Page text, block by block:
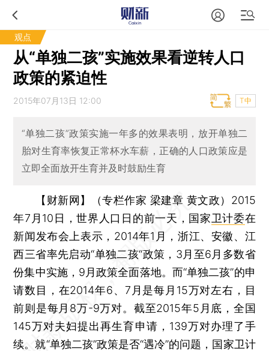
观点
从“单独二孩”实施效果看逆转人口
政策的紧迫性
2015年07月13日 12:00 T中
“单独二孩”政策实施一年多的效果表明，放开单独二
胎对生育率恢复正常杯水车薪，正确的人口政策应是
立即全面放开生育并及时鼓励生育
【财新网】（专栏作家 梁建章 黄文政） 2015
年7月10日，世界人口日的前一天，国家卫计委在
新闻发布会上表示，2014年1月，浙江、安徽、江
西三省率先启动“单独二孩“政策，3月至6月多数省
份集中实施，9月政策全面落地。而“单独二孩”的申
请数目，在2014年6、7月是每月15万对左右，目
前则是每月8万-9万对。截至2015年5月底，全国
145万对夫妇提出再生育申请，139万对办理了手
续。就“单独二孩”政策是否“遇冷”的问题，国家卫计